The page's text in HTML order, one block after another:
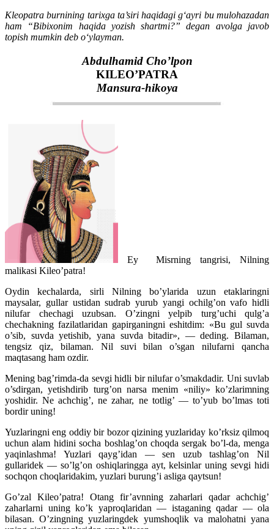
Kleopatra burnining tarixga ta’siri haqidagi g‘ayri bu mulohazadan
ham “Bibixonim haqida yozish shartmi?” degan avolga javob
topish mumkin deb o‘ylayman.
Abdulhamid Cho’lpon
KILEO’PATRA
Mansura-hikoya
Ey Misrning tangrisi, Nilning
malikasi Kileo’patra!
Oydin kechalarda, sirli Nilning bo’ylarida uzun etaklaringni
maysalar, gullar ustidan sudrab yurub yangi ochilg’on vafo hidli
nilufar chechagi uzubsan. O’zingni yelpib turg’uchi qulg’a
chechakning fazilatlaridan gapirganingni eshitdim: «Bu gul suvda
o’sib, suvda yetishib, yana suvda bitadir», — deding. Bilaman,
tengsiz qiz, bilaman. Nil suvi bilan o’sgan nilufarni qancha
maqtasang ham ozdir.
Mening bag’rimda-da sevgi hidli bir nilufar o’smakdadir. Uni suvlab
o’sdirgan, yetishdirib turg’on narsa menim «niliy» ko’zlarimning
yoshidir. Ne achchig’, ne zahar, ne totlig’ — to’yub bo’lmas toti
bordir uning!
Yuzlaringni eng oddiy bir bozor qizining yuzlariday ko’rksiz qilmoq
uchun alam hidini socha boshlag’on choqda sergak bo’l-da, menga
yaqinlashma! Yuzlari qayg’idan — sen uzub tashlag’on Nil
gullaridek — so’lg’on oshiqlaringga ayt, kelsinlar uning sevgi hidi
sochqon choqlaridakim, yuzlari burung’i asliga qaytsun!
Go’zal Kileo’patra! Otang fir’avnning zaharlari qadar achchig’
zaharlarni uning ko’k yaproqlaridan — istaganing qadar — ola
bilasan. O’zingning yuzlaringdek yumshoqlik va malohatni yana